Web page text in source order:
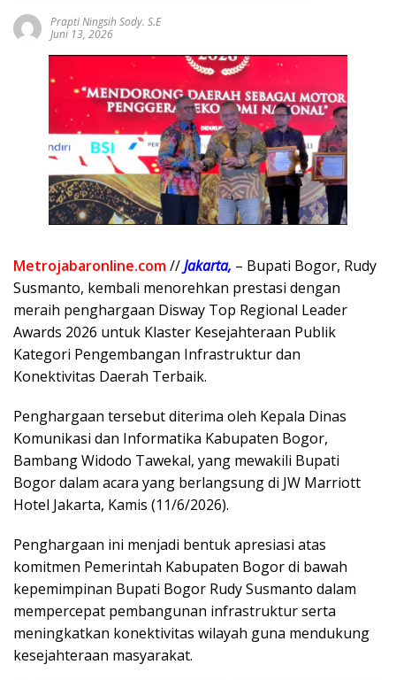
Prapti Ningsih Sody. S.E
Juni 13, 2026
Metrojabaronline.com//Jakarta, – Bupati Bogor, Rudy
Susmanto, kembali menorehkan prestasi dengan
meraih penghargaan Disway Top Regional Leader
Awards 2026 untuk Klaster Kesejahteraan Publik
Kategori Pengembangan Infrastruktur dan
Konektivitas Daerah Terbaik.
Penghargaan tersebut diterima oleh Kepala Dinas
Komunikasi dan Informatika Kabupaten Bogor,
Bambang Widodo Tawekal, yang mewakili Bupati
Bogor dalam acara yang berlangsung di JW Marriott
Hotel Jakarta, Kamis (11/6/2026).
Penghargaan ini menjadi bentuk apresiasi atas
komitmen Pemerintah Kabupaten Bogor di bawah
kepemimpinan Bupati Bogor Rudy Susmanto dalam
mempercepat pembangunan infrastruktur serta
meningkatkan konektivitas wilayah guna mendukung
kesejahteraan masyarakat.